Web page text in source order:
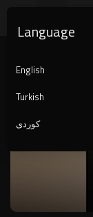
Player
Language
English
Turkish
کوردی